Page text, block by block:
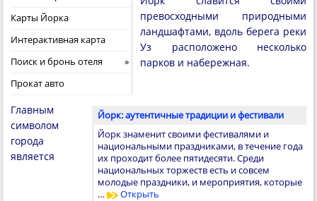
Карты Йорка
Интерактивная карта
Поиск и бронь отеля
Прокат авто
превосходными природными
ландшафтами, вдоль берега реки
Уз расположено несколько
парков и набережная.
Йорк: аутентичные традиции и фестивали
Йорк знаменит своими фестивалями и
национальными праздниками, в течение года
их проходит более пятидесяти. Среди
национальных торжеств есть и совсем
молодые праздники, и мероприятия, которые
…
Открыть
Главным
символом
города
является